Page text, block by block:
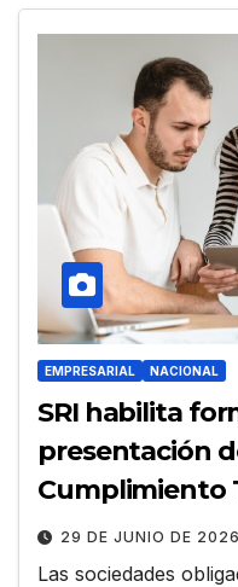
EMPRESARIAL NACIONAL
SRI habilita
presentación
Cumplimiento
29 DE JUNIO DE 2026
Las sociedades